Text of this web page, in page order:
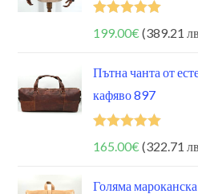
Оценено на
199.00€(389.21
Пътна чанта от
кафяво 897
Оценено на
165.00€ (322.71
Голяма